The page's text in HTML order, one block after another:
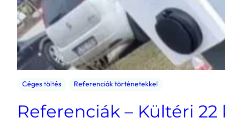
Céges töltés Referenciák történetekkel
Referenciák – Kültéri